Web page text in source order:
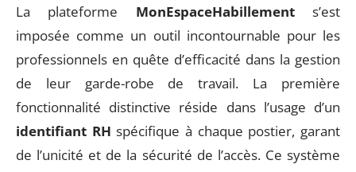
La plateforme MonEspaceHabillements’est
imposée comme un outil incontournable pour les
professionnels en quête d’efficacité dans la gestion
de leur garde-robe de travail. La première
fonctionnalité distinctive réside dans l’usage d’un
identifiant RH spécifique à chaque postier, garant
de l’unicité et de la sécurité de l’accès. Ce système